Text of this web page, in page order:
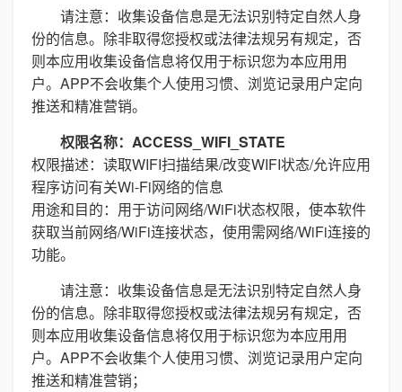
请注意：收集设备信息是无法识别特定自然人身
份的信息。除非取得您授权或法律法规另有规定，否
则本应用收集设备信息将仅用于标识您为本应用用
户。APP不会收集个人使用习惯、浏览记录用户定向
推送和精准营销。
权限名称：ACCESS_WIFI_STATE
权限描述：读取WIFI扫描结果/改变WIFI状态/允许应用
程序访问有关Wi-Fi网络的信息
用途和目的：用于访问网络/WiFi状态权限，使本软件
获取当前网络/WiFi连接状态，使用需网络/WiFi连接的
功能。
请注意：收集设备信息是无法识别特定自然人身
份的信息。除非取得您授权或法律法规另有规定，否
则本应用收集设备信息将仅用于标识您为本应用用
户。APP不会收集个人使用习惯、浏览记录用户定向
推送和精准营销；